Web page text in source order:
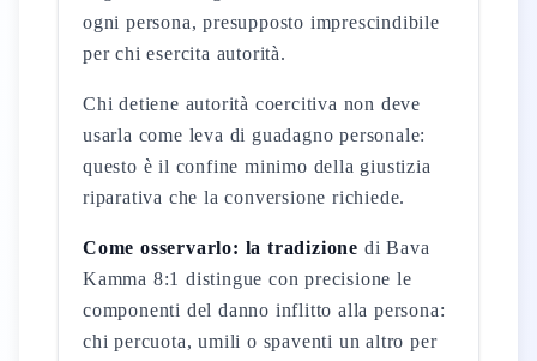
ogni persona, presupposto imprescindibile
per chi esercita autorità.
Chi detiene autorità coercitiva non deve
usarla come leva di guadagno personale:
questo è il confine minimo della giustizia
riparativa che la conversione richiede.
Come osservarlo: la tradizione di Bava
Kamma 8:1 distingue con precisione le
componenti del danno inflitto alla persona:
chi percuota, umili o spaventi un altro per